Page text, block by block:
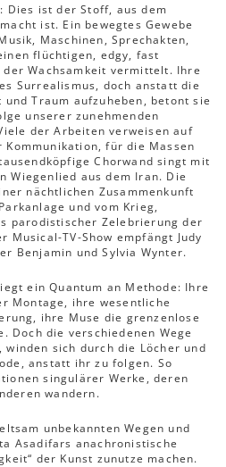
Dies ist der Stoff, aus dem
ist. Ein bewegtes Gewebe
Maschinen, Sprechakten,
flüchtigen, edgy, fast
Wachsamkeit vermittelt. Ihre
Surrealismus, doch anstatt die
Traum aufzuheben, betont sie
unserer zunehmenden
der Arbeiten verweisen auf
für die Massen
Chorwand singt mit
Wiegenlied aus dem Iran. Die
nächtlichen Zusammenkunft
und vom Krieg,
parodistischer Zelebrierung der
Musical-TV-Show empfängt Judy
Benjamin und Sylvia Wynter.
ein Quantum an Methode: Ihre
Montage, ihre wesentliche
ihre Muse die grenzenlose
Doch die verschiedenen Wege
sich durch die Löcher und
anstatt ihr zu folgen. So
singulärer Werke, deren
wandern.
unbekannten Wegen und
Asadifars anachronistische
der Kunst zunutze machen.